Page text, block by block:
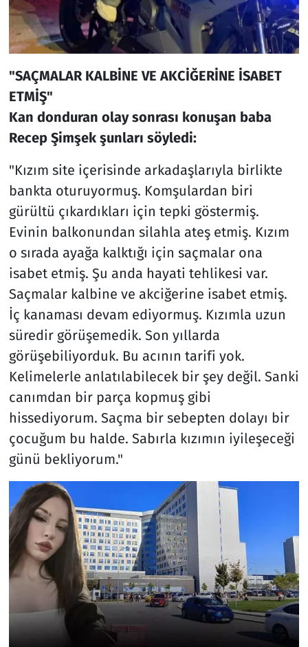
"SAÇMALAR KALBİNE VE AKCİĞERİNE İSABET
ETMİŞ"
Kan donduran olay sonrası konuşan baba
Recep Şimşek şunları söyledi:
"Kızım site içerisinde arkadaşlarıyla birlikte
bankta oturuyormuş. Komşulardan biri
gürültü çıkardıkları için tepki göstermiş.
Evinin balkonundan silahla ateş etmiş. Kızım
o sırada ayağa kalktığı için saçmalar ona
isabet etmiş. Şu anda hayati tehlikesi var.
Saçmalar kalbine ve akciğerine isabet etmiş.
İç kanaması devam ediyormuş. Kızımla uzun
süredir görüşemedik. Son yıllarda
görüşebiliyorduk. Bu acının tarifi yok.
Kelimelerle anlatılabilecek bir şey değil. Sanki
canımdan bir parça kopmuş gibi
hissediyorum. Saçma bir sebepten dolayı bir
çocuğum bu halde. Sabırla kızımın iyileşeceği
günü bekliyorum."